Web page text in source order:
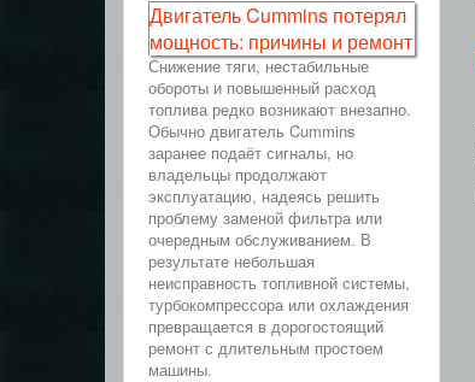
Двигатель Cummins потерял
мощность: причины и ремонт
Снижение тяги, нестабильные
обороты и повышенный расход
топлива редко возникают внезапно.
Обычно двигатель Cummins
заранее подаёт сигналы, но
владельцы продолжают
эксплуатацию, надеясь решить
проблему заменой фильтра или
очередным обслуживанием. В
результате небольшая
неисправность топливной системы,
турбокомпрессора или охлаждения
превращается в дорогостоящий
ремонт с длительным простоем
машины.